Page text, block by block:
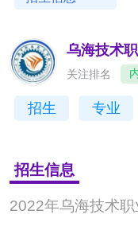
区师德先进个人1人
兵及先进个人2人，
1个，自治区“草原
用、工艺美术、计
保育、美发与形象
乌海技术
关注排名
招生 专业
招生信息
2022年乌海技术